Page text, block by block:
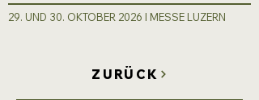
29. UND 30. OKTOBER 2026 I MESSE LUZERN
ZURÜCK